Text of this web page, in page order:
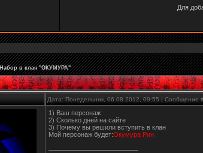
Для
Набор в клан "ОКУМУРА"
Дата: Понедельник, 06.08.2012, 09:55 | Сообщение
1) Ваш персонаж
2) Сколько дней на сайте
3) Почему вы решили вступить в клан
Мой персонаж будет:Окумура Рин